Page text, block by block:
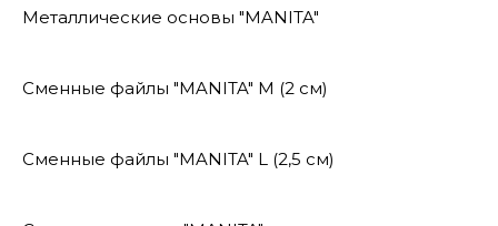
Металлические основы "MANITA"
Сменные файлы "MANITA" М (2 см)
Сменные файлы "MANITA" L (2,5 см)